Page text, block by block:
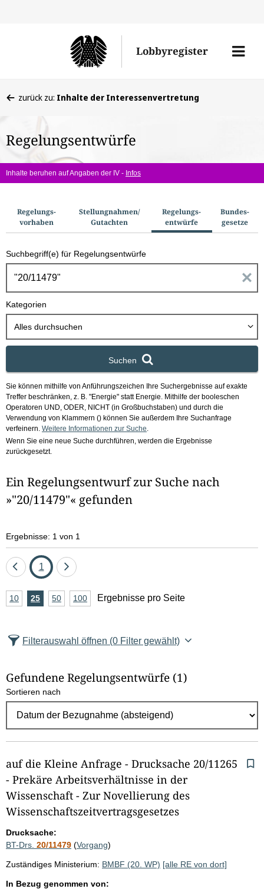
den
Lobbyregister
Menü
befinden
hier:
zurück zu: Inhalte der Interessenvertretung
Regelungsentwürfe
Inhalte beruhen auf Angaben der IV - Infos
u
c
h
o
Regelungs­
vorhaben
Stellungnahmen/​
Gutachten
Regelungs­
entwürfe
Bundes­
gesetze
Suchbegriff(e) für Regelungsentwürfe
n
g
a
h
Kategorien
Alles durchsuchen
Suchen
Sie können mithilfe von Anführungszeichen Ihre Suchergebnisse auf exakte
Treffer beschränken, z. B. "Energie" statt Energie. Mithilfe der booleschen
Operatoren UND, ODER, NICHT (in Großbuchstaben) und durch die
Verwendung von Klammern () können Sie außerdem Ihre Suchanfrage
verfeinern. Weitere Informationen zur Suche
Wenn Sie eine neue Suche durchführen, werden die Ergebnisse
zurückgesetzt.
Ein Regelungsentwurf zur Suche nach
»"20/11479"« gefunden
Ergebnisse: 1 von 1
Eine
zurück
Seite
1
Eine
vor
A
z
l
E
g
e
b
n
i
s
s
e
p
r
10Ergebnisse
25Ergebnisse
50Ergebnisse
100Ergebnisse
Ergebnisse pro Seite
Filterauswahl öffnen (0 Filter gewählt)
Gefundene Regelungsentwürfe (1)
Sortieren nach
auf die Kleine Anfrage - Drucksache 20/11265
- Prekäre Arbeitsverhältnisse in der
Wissenschaft - Zur Novellierung des
Wissenschaftszeitvertragsgesetzes
Drucksache:
BT-Drs. 20/11479 (Vorgang)
Zuständiges Ministerium: BMBF (20. WP) [alle RE von dort]
In Bezug genommen von: